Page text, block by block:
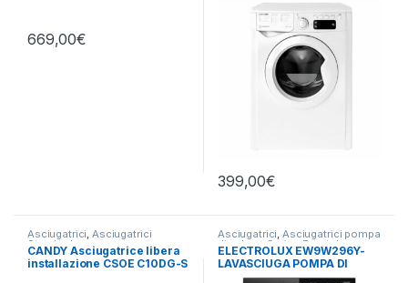
669,00€
399,00€
Asciugatrici,Asciugatrici
Standard
CANDY Asciugatrice libera
installazione CSOE C10DG-S
Asciugatrici,Asciugatrici pompa
di calore ,Carico Frontale,
Electrolux,Lavasciuga,Lavatrici
Libera Installazione
ELECTROLUX EW9W296Y-
LAVASCIUGA POMPA DI
CALORE 9+6 KG